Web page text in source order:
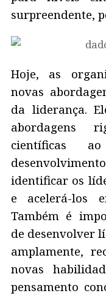
surpreendente,
Hoje, as
novas
da liderança.
abordagens
científicas
identificar os
e acelerá-los
Também é
de desenvolver
amplamente,
novas
pensamento